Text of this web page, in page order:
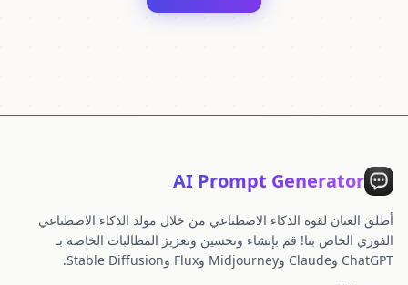
AI Prompt Generator
أطلق العنان لقوة الذكاء الاصطناعي من خلال مولد الذكاء الاصطناعي
الفوري الخاص بنا! قم بإنشاء وتحسين وتعزيز المطالبات الخاصة بـ
ChatGPT وClaude وMidjourney وFlux وStable Diffusion.